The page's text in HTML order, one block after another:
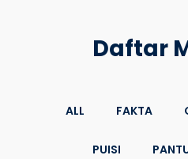
Daftar
ALL FAKTA
PUISI